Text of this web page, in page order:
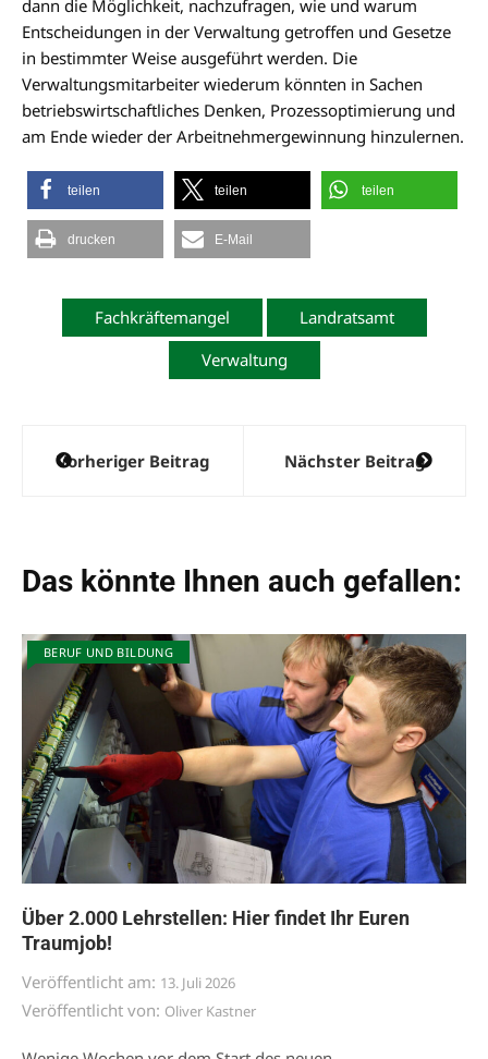
dann die Möglichkeit, nachzufragen, wie und warum
Entscheidungen in der Verwaltung getroffen und Gesetze
in bestimmter Weise ausgeführt werden. Die
Verwaltungsmitarbeiter wiederum könnten in Sachen
betriebswirtschaftliches Denken, Prozessoptimierung und
am Ende wieder der Arbeitnehmergewinnung hinzulernen.
teilen teilen teilen
drucken E-Mail
Fachkräftemangel
Landratsamt
Verwaltung
Beitragsnavigation
Vorheriger Beitrag Nächster Beitrag
Das könnte Ihnen auch gefallen:
BERUF UND BILDUNG
Über 2.000 Lehrstellen: Hier findet Ihr Euren
Traumjob!
Veröffentlicht am: 13. Juli 2026
Veröffentlicht von: Oliver Kastner